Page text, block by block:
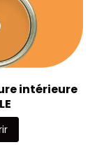
intérieure